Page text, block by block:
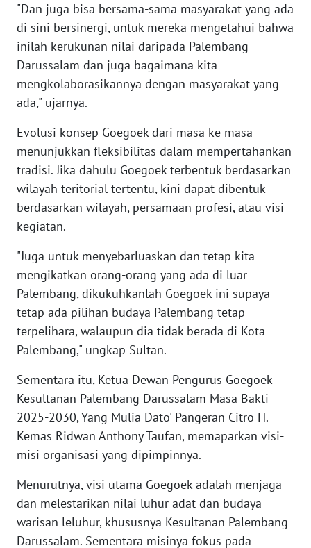
"Dan juga bisa bersama-sama masyarakat yang ada
di sini bersinergi, untuk mereka mengetahui bahwa
inilah kerukunan nilai daripada Palembang
Darussalam dan juga bagaimana kita
mengkolaborasikannya dengan masyarakat yang
ada," ujarnya.
Evolusi konsep Goegoek dari masa ke masa
menunjukkan fleksibilitas dalam mempertahankan
tradisi. Jika dahulu Goegoek terbentuk berdasarkan
wilayah teritorial tertentu, kini dapat dibentuk
berdasarkan wilayah, persamaan profesi, atau visi
kegiatan.
"Juga untuk menyebarluaskan dan tetap kita
mengikatkan orang-orang yang ada di luar
Palembang, dikukuhkanlah Goegoek ini supaya
tetap ada pilihan budaya Palembang tetap
terpelihara, walaupun dia tidak berada di Kota
Palembang," ungkap Sultan.
Sementara itu, Ketua Dewan Pengurus Goegoek
Kesultanan Palembang Darussalam Masa Bakti
2025-2030, Yang Mulia Dato' Pangeran Citro H.
Kemas Ridwan Anthony Taufan, memaparkan visi-
misi organisasi yang dipimpinnya.
Menurutnya, visi utama Goegoek adalah menjaga
dan melestarikan nilai luhur adat dan budaya
warisan leluhur, khususnya Kesultanan Palembang
Darussalam. Sementara misinya fokus pada
WN
JOGJA
WN
JATIM
BALI
WN
KALBAR
KALTENG
WN
KALTARA
WN
KALSEL
KALTIM
WN
SULSEL
GORONTALO
WN
SULUT